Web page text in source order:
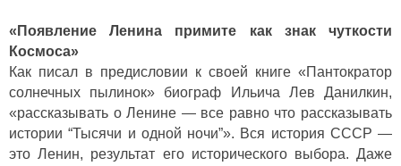
«Появление Ленина примите как знак чуткости
Космоса»
Как писал в предисловии к своей книге «Пантократор
солнечных пылинок» биограф Ильича Лев Данилкин,
«рассказывать о Ленине — все равно что рассказывать
истории “Тысячи и одной ночи”». Вся история СССР —
это Ленин, результат его исторического выбора. Даже